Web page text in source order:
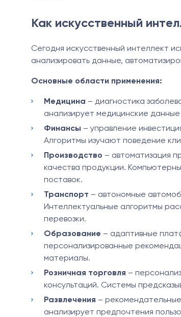
Как искусственный
Сегодня искусственный интеллект
анализировать данные,
Основные области применения:
Медицина – диагностика
анализирует медицинские
Финансы – управление
Алгоритмы изучают поведение
Производство – автоматизация
качества продукции.
поставок.
Транспорт – автономные
Интеллектуальные алгоритмы
перевозки.
Образование – адаптивные
персонализированные
материалы.
Розничная торговля –
консультаций. Системы
Развлечения –
анализирует предпочтения